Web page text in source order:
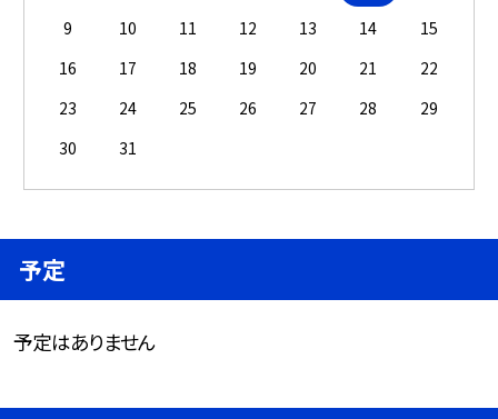
9
10 11 12 13 14
15
16
17 18 19 20 21
22
23
24 25 26 27 28
29
30
31
予定
予定はありません